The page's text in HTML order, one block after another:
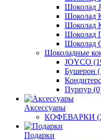
Шоколад
Шоколад
Шоколад
Шоколад
Шоколад
Шоколадные
JOYCO
Бушерон
Пурпур
Аксессуары
КОФЕВАРКИ
Подарки